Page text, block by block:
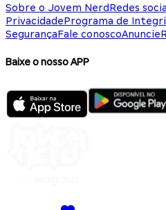
Sobre o Jovem NerdRedes
PrivacidadePrograma de
SegurançaFale conoscoAnuncie
Baixe o nosso APP